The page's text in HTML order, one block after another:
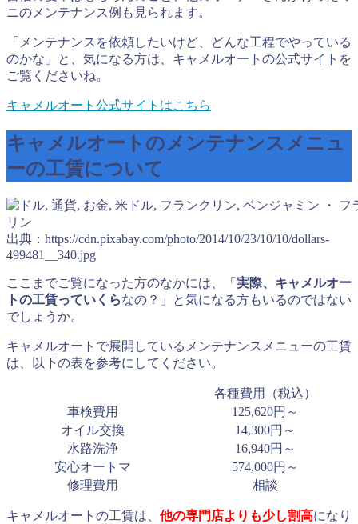
ニのメンテナンス例も見られます。
「メンテナンスを依頼したいけど、どんな工程でやっている
のかな」と、気になる方は、キャメルオートの公式サイトを
ご覧くださいね。
キャメルオート公式サイトはこちら
キャメルオートのメンテナンスメニュ
ーの工賃について
出典：https://cdn.pixabay.com/photo/2014/10/23/10/10/dollars-
499481__340.jpg
ここまでご覧になった方のなかには、「 実際、キャメルオー
トの工賃っていくらなの？」と気になる方もいるのではない
でしょうか。
キャメルオートで展開しているメンテナンスメニューの工賃
は、以下の表を参考にしてください。
各種費用（税込）
車検費用
125,620円～
オイル交換
14,300円～
水路洗浄
16,940円～
安心オートマ
574,000円～
修理費用
相談
キャメルオートの工賃は、 他の専門店よりも少し割高になり